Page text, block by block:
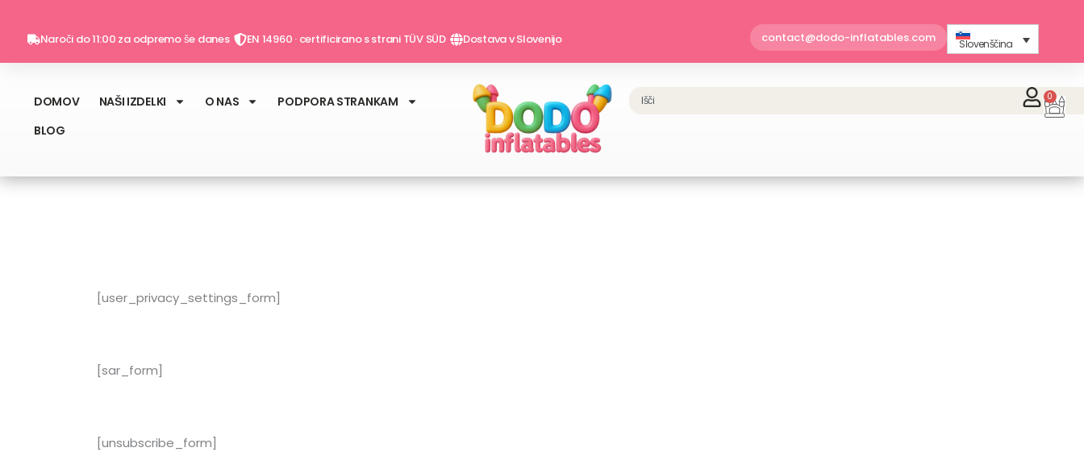
contentNaroči do 11:00 za odpremo še danes EN 14960 · certificirano s strani TÜV SÜD Dostava v Slovenijo contact@dodo-inflatables.com Slovenščina
DOMOV NAŠI IZDELKI O NAS
PODPORA STRANKAM
BLOG
Search 0
[user_privacy_settings_form]
[sar_form]
[unsubscribe_form]